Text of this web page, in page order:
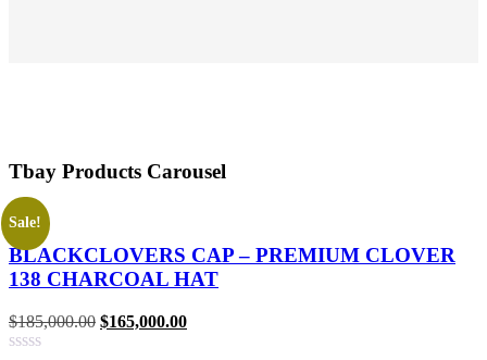
Tbay Products Carousel
Sale!
BLACKCLOVERS CAP – PREMIUM CLOVER
138 CHARCOAL HAT
$185,000.00 $165,000.00